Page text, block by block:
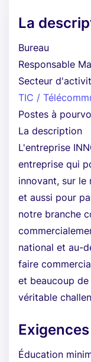
La
Bureau
Responsable
Secteur
TIC /
Postes à
La description
L'entreprise
entreprise qui
innovant, sur le
et aussi pour
notre branche
national et au-
faire
et beaucoup de
véritable
Exigences
Éducation